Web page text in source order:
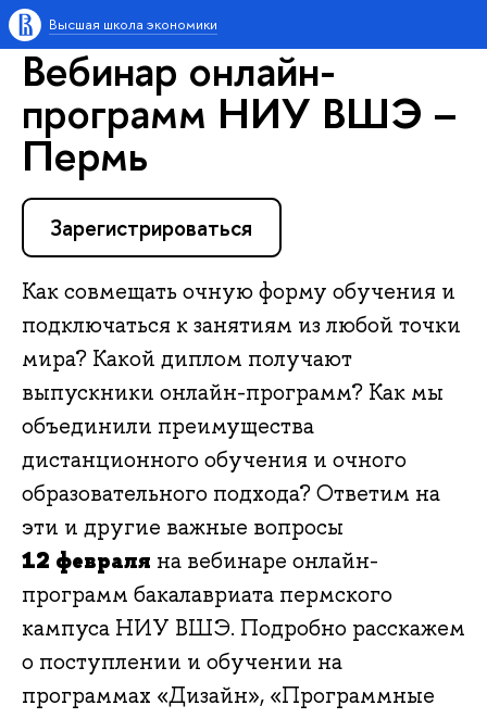
ысшая школа экономики
ебинар онлайн-
программ НИУ ВШЭ –
Пермь
Зарегистрироваться
Как совмещать очную форму обучения и
подключаться к занятиям из любой точки
мира? Какой диплом получают
ыпускники онлайн-программ? Как мы
объединили преимущества
дистанционного обучения и очного
образовательного подхода? Ответим на
эти и другие важные вопросы
12 февраля на вебинаре онлайн-
программ бакалавриата пермского
кампуса НИУ ВШЭ. Подробно расскажем
о поступлении и обучении на
программах «Дизайн», «Программные